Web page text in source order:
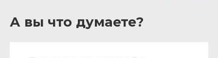
А вы что думаете?